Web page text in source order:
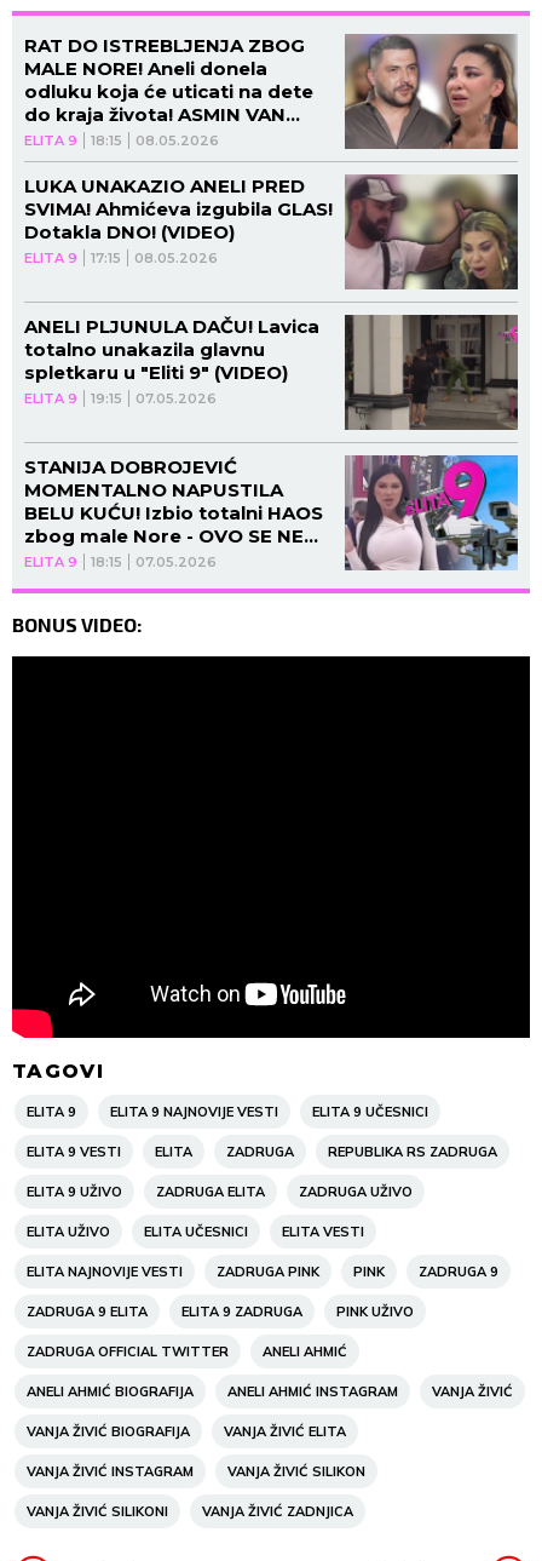
ELITA 9 18:15 08.05.2026
RAT DO ISTREBLJENJA ZBOG
MALE NORE! Aneli donela
odluku koja će uticati na dete
do kraja života! ASMIN VAN
SEBE! (VIDEO)
ELITA 9 17:15 08.05.2026
LUKA UNAKAZIO ANELI PRED
SVIMA! Ahmićeva izgubila GLAS!
Dotakla DNO! (VIDEO)
ELITA 9 19:15 07.05.2026
ANELI PLJUNULA DAČU! Lavica
totalno unakazila glavnu
spletkaru u "Eliti 9" (VIDEO)
ELITA 9 18:15 07.05.2026
STANIJA DOBROJEVIĆ
MOMENTALNO NAPUSTILA
BELU KUĆU! Izbio totalni HAOS
zbog male Nore - OVO SE NE
TOLERIŠE!
BONUS VIDEO:
TAGOVI
ELITA 9 ELITA 9 NAJNOVIJE VESTI ELITA 9 UČESNICI
ELITA 9 VESTI ELITA ZADRUGA REPUBLIKA RS ZADRUGA
ELITA 9 UŽIVO ZADRUGA ELITA ZADRUGA UŽIVO
ELITA UŽIVO ELITA UČESNICI ELITA VESTI
ELITA NAJNOVIJE VESTI ZADRUGA PINK PINK ZADRUGA 9
ZADRUGA 9 ELITA ELITA 9 ZADRUGA PINK UŽIVO
ZADRUGA OFFICIAL TWITTER ANELI AHMIĆ
ANELI AHMIĆ BIOGRAFIJA ANELI AHMIĆ INSTAGRAM VANJA ŽIVIĆ
VANJA ŽIVIĆ BIOGRAFIJA VANJA ŽIVIĆ ELITA
VANJA ŽIVIĆ INSTAGRAM VANJA ŽIVIĆ SILIKON
VANJA ŽIVIĆ SILIKONI VANJA ŽIVIĆ ZADNJICA